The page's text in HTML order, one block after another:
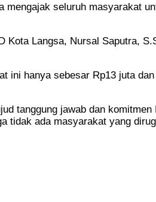
mengajak seluruh masyarakat
Kota Langsa, Nursal Saputra,
ini hanya sebesar Rp13 juta
tanggung jawab dan
tidak ada masyarakat yang